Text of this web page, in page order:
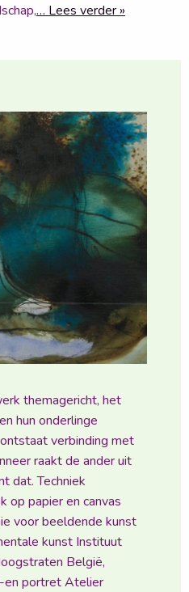
… Lees verder »
themagericht, het
hun onderlinge
verbinding met
raakt de ander uit
dat. Techniek
op papier en canvas
voor beeldende kunst
kunst Instituut
België,
en portret Atelier